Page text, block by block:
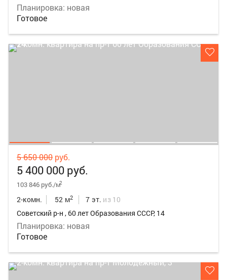
Планировка: новая
Готовое
5 650 000 руб.
5 400 000 руб.
103 846 руб./м2
2-комн. 52 м2 7 эт. из 10
Советский р-н , 60 лет Образования СССР, 14
Планировка: новая
Готовое